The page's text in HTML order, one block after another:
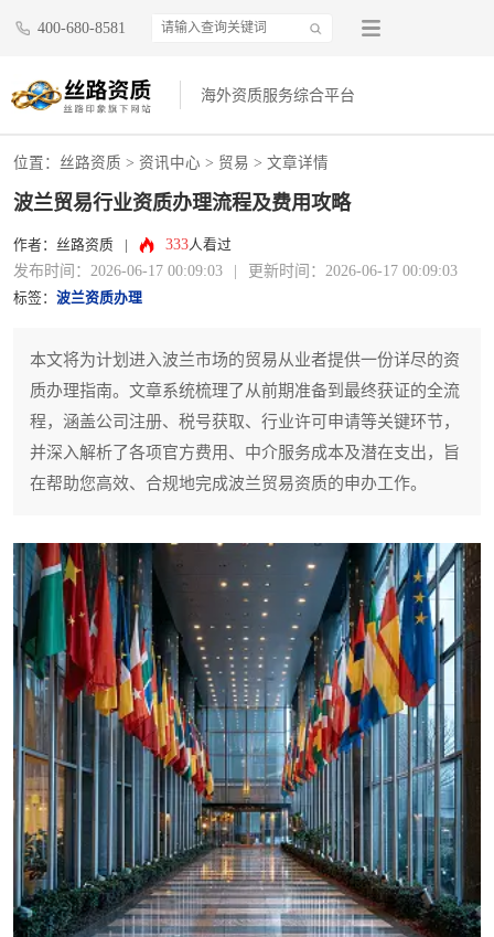
400-680-8581
海外资质服务综合平台
位置： 丝路资质 > 资讯中心 > 贸易 > 文章详情
波兰贸易行业资质办理流程及费用攻略
作者：丝路资质 333人看过
发布时间：2026-06-17 00:09:03 更新时间：2026-06-17 00:09:03
标签： 波兰资质办理
本文将为计划进入波兰市场的贸易从业者提供一份详尽的资
质办理指南。文章系统梳理了从前期准备到最终获证的全流
程，涵盖公司注册、税号获取、行业许可申请等关键环节，
并深入解析了各项官方费用、中介服务成本及潜在支出，旨
在帮助您高效、合规地完成波兰贸易资质的申办工作。